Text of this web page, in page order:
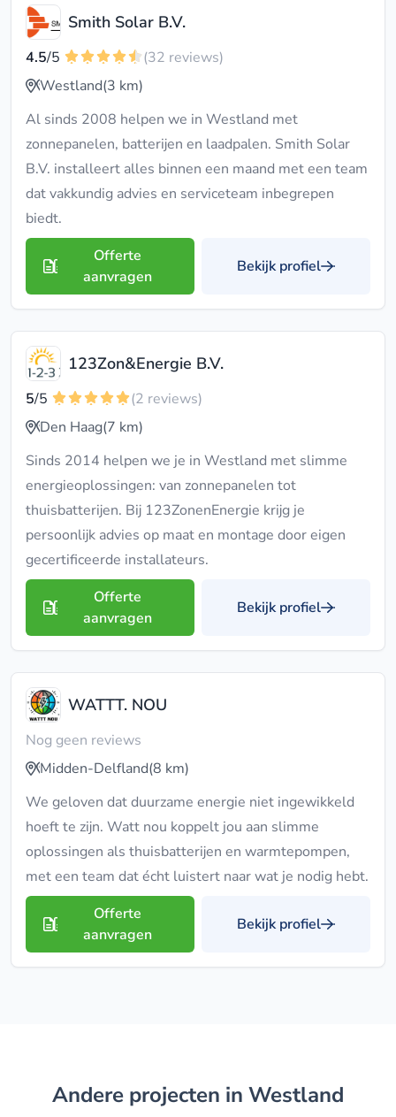
Smith Solar B.V.
4.5/5
(32 reviews)
Westland(3 km)
Al sinds 2008 helpen we in Westland met
zonnepanelen, batterijen en laadpalen. Smith Solar
B.V. installeert alles binnen een maand met een team
dat vakkundig advies en serviceteam inbegrepen
biedt.
Offerte
aanvragen
Bekijk profiel
123Zon&Energie B.V.
5/5
(2 reviews)
Den Haag(7 km)
Sinds 2014 helpen we je in Westland met slimme
energieoplossingen: van zonnepanelen tot
thuisbatterijen. Bij 123ZonenEnergie krijg je
persoonlijk advies op maat en montage door eigen
gecertificeerde installateurs.
Offerte
aanvragen
Bekijk profiel
WATTT. NOU
Nog geen reviews
Midden-Delfland(8 km)
We geloven dat duurzame energie niet ingewikkeld
hoeft te zijn. Watt nou koppelt jou aan slimme
oplossingen als thuisbatterijen en warmtepompen,
met een team dat écht luistert naar wat je nodig hebt.
Offerte
aanvragen
Bekijk profiel
Andere projecten in Westland